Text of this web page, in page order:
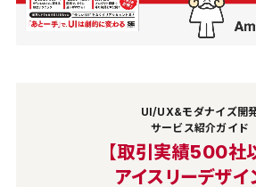
UI/UX&モダナイズ開
サービス紹介ガイド
【取引実績500社
アイスリーデザイ